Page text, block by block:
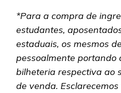
*Para a compra de
estudantes,
estaduais, os mesmos
pessoalmente portando
bilheteria respectiva ao
de venda.